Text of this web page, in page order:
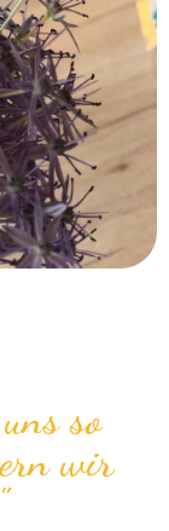
so
wir